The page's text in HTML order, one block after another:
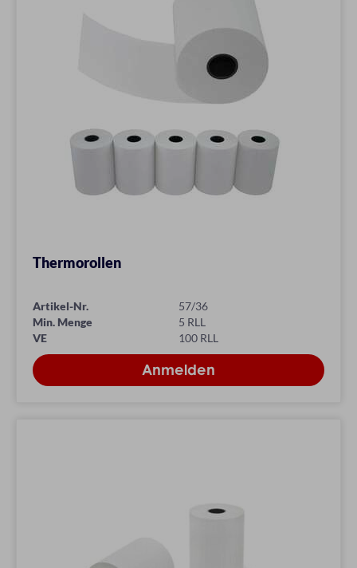
Thermorollen
Artikel-Nr.
57/36
Min. Menge
5 RLL
VE
100 RLL